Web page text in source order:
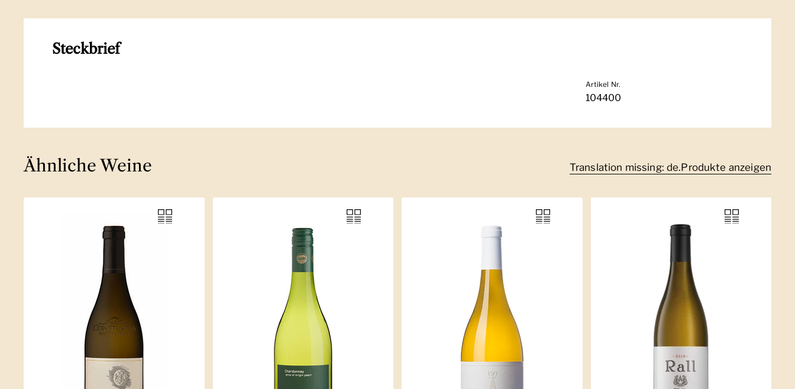
Steckbrief
Artikel Nr.
104400
Ähnliche Weine Translation missing: de.Produkte anzeigen